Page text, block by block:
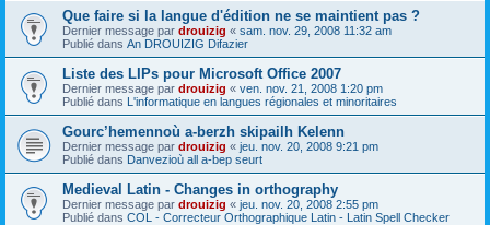
Que faire si la langue d'édition ne se maintient pas ?
Dernier message par drouizig « sam. nov. 29, 2008 11:32 am
Publié dans An DROUIZIG Difazier
Liste des LIPs pour Microsoft Office 2007
Dernier message par drouizig « ven. nov. 21, 2008 1:20 pm
Publié dans L'informatique en langues régionales et minoritaires
Gourc’hemennoù a-berzh skipailh Kelenn
Dernier message par drouizig « jeu. nov. 20, 2008 9:21 pm
Publié dans Danvezioù all a-bep seurt
Medieval Latin - Changes in orthography
Dernier message par drouizig « jeu. nov. 20, 2008 2:55 pm
Publié dans COL - Correcteur Orthographique Latin - Latin Spell Checker